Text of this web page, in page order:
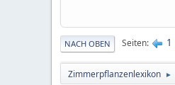
NACH OBEN Seiten 1
Zimmerpflanzenlexikon ►